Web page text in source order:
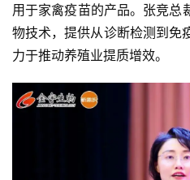
用于家禽疫苗的产品。张竞总
物技术，提供从诊断检测到免
力于推动养殖业提质增效。